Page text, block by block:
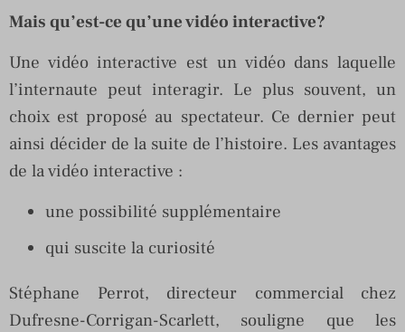
Mais qu’est-ce qu’une vidéo interactive?
Une vidéo interactive est un vidéo dans laquelle
l’internaute peut interagir. Le plus souvent, un
choix est proposé au spectateur. Ce dernier peut
ainsi décider de la suite de l’histoire. Les avantages
de la vidéo interactive :
une possibilité supplémentaire
qui suscite la curiosité
Stéphane Perrot, directeur commercial chez
Dufresne-Corrigan-Scarlett, souligne que les